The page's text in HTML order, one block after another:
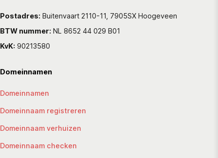
Postadres: Buitenvaart 2110-11, 7905SX Hoogeveen
BTW nummer: NL 8652 44 029 B01
KvK: 90213580
Domeinnamen
Domeinnamen
Domeinnaam registreren
Domeinnaam verhuizen
Domeinnaam checken